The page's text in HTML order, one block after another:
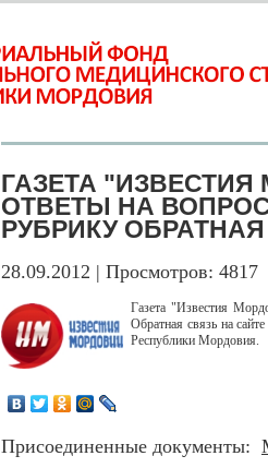
ГАЗЕТА
ОТВЕТЫ НА
РУБРИКУ
28.09.2012 | Просмотров: 4817
Газета "Известия
Обратная связь на
Республики Мордовия.
Присоединенные документы: